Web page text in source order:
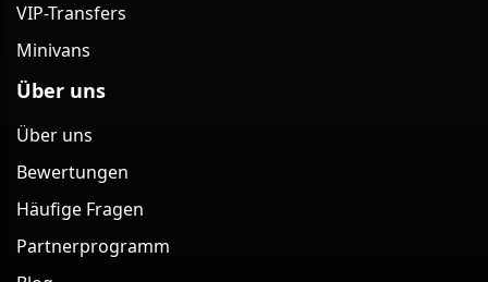
VIP-Transfers
Minivans
Über uns
Über uns
Bewertungen
Häufige Fragen
Partnerprogramm